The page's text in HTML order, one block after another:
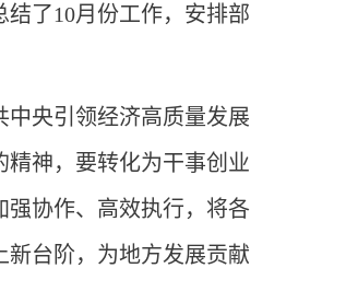
了10月份工作，安排部
央引领经济高质量发展
神，要转化为干事创业
协作、高效执行，将各
台阶，为地方发展贡献